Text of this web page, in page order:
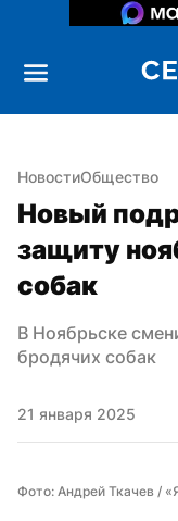
НовостиОбщество
Новый
защиту
собак
В Ноябрьске
бродячих собак
21 января 2025
Фото: Андрей Ткачев /